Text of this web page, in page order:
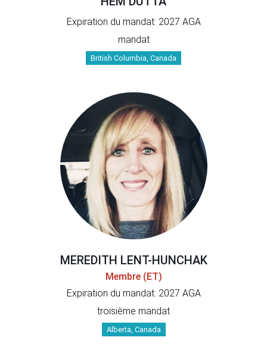
Expiration du mandat: 2027 AGA
mandat
British Columbia, Canada
MEREDITH LENT-HUNCHAK
Membre (ET)
Expiration du mandat: 2027 AGA
troisième mandat
Alberta, Canada